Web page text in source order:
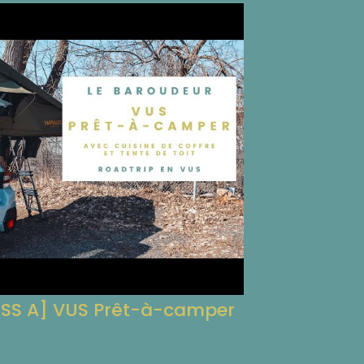
A] VUS Prêt-à-camper